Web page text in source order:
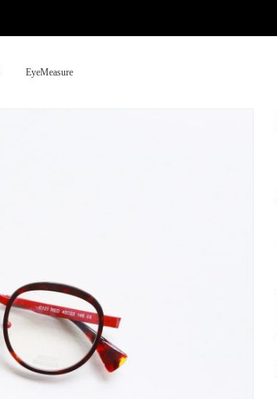
EyeMeasure